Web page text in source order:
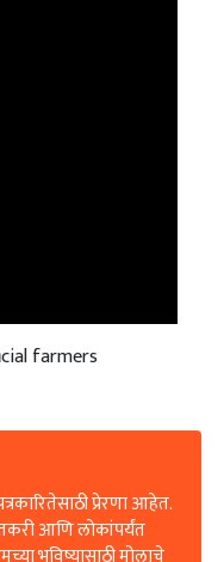
farmers
प्रेरणा आहेत.
आणि लोकांपर्यंत
भविष्यासाठी मोलाचे